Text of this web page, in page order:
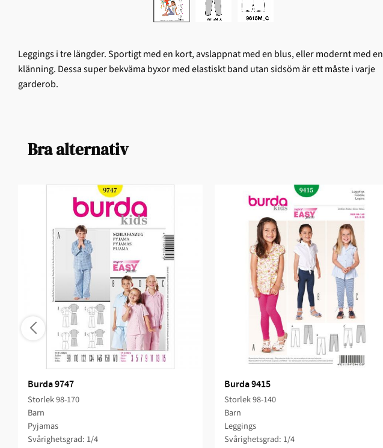
Leggings i tre längder. Sportigt med en kort, avslappnat med en blus, eller modernt med en
klänning. Dessa super bekväma byxor med elastiskt band utan sidsöm är ett måste i varje
garderob.
Bra alternativ
Burda 9747
Storlek 98-170
Barn
Pyjamas
Svårighetsgrad: 1/4​
Burda 9415
Storlek 98-140
Barn
Leggings
Svårighetsgrad: 1/4​